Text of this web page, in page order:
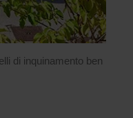
di inquinamento ben